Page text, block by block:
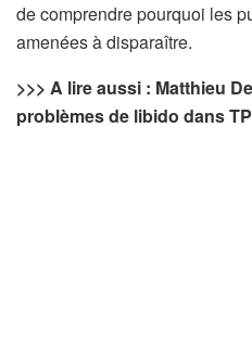
de comprendre pourquoi les
amenées à disparaître.
>>> A lire aussi : Matthieu
problèmes de libido dans